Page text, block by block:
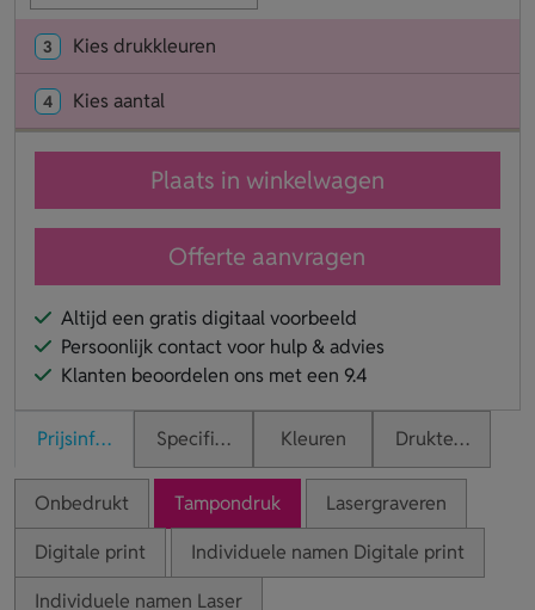
3 Kies drukkleuren
4 Kies aantal
Plaats in winkelwagen
Offerte aanvragen
Altijd een gratis digitaal voorbeeld
Persoonlijk contact voor hulp & advies
Klanten beoordelen ons met een 9.4
PrijsinformatieSpecificaties Kleuren Druktechnieken
Onbedrukt Tampondruk
Lasergraveren
Digitale print
Individuele namen Digitale print
Individuele namen Laser